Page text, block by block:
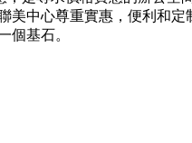
中心尊重實惠，便利和
個基石。